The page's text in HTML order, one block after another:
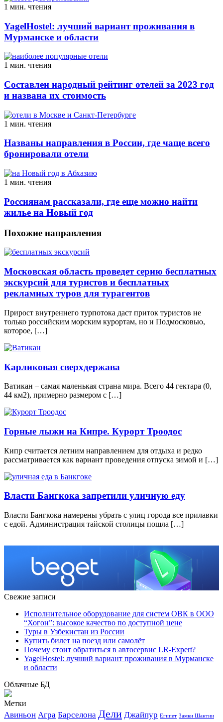
1 мин. чтения
YagelHostel: лучший вариант проживания в
Мурманске и области
1 мин. чтения
Составлен народный рейтинг отелей за 2023 год
и названа их стоимость
1 мин. чтения
Названы направления в России, где чаще всего
бронировали отели
1 мин. чтения
Россиянам рассказали, где еще можно найти
жилье на Новый год
Похожие направления
Московская область проведет серию бесплатных
экскурсий для туристов и бесплатных
рекламных туров для турагентов
Прирост внутреннего турпотока даст приток туристов не
только российским морским курортам, но и Подмосковью,
которое, […]
Карликовая сверхдержава
Ватикан – самая маленькая страна мира. Всего 44 гектара (0,
44 км2), примерно размером с […]
Горные лыжи на Кипре. Курорт Троодос
Кипр считается летним направлением для отдыха и редко
рассматривается как вариант проведения отпуска зимой и […]
Власти Бангкока запретили уличную еду
Власти Бангкока намерены убрать с улиц города все прилавки
с едой. Администрация тайской столицы пошла […]
Свежие записи
Исполнительное оборудование для систем ОВК в ООО
“Хогон”: высокое качество по доступной цене
Туры в Узбекистан из России
Купить билет на поезд или самолёт
Почему стоит обратиться в автосервис LR-Expert?
YagelHostel: лучший вариант проживания в Мурманске
и области
Облачные БД
Метки
Авиньон Агра Барселона Дели Джайпур Египет Замки Шантии